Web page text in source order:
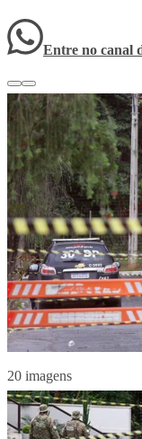
Entre no canal
20 imagens